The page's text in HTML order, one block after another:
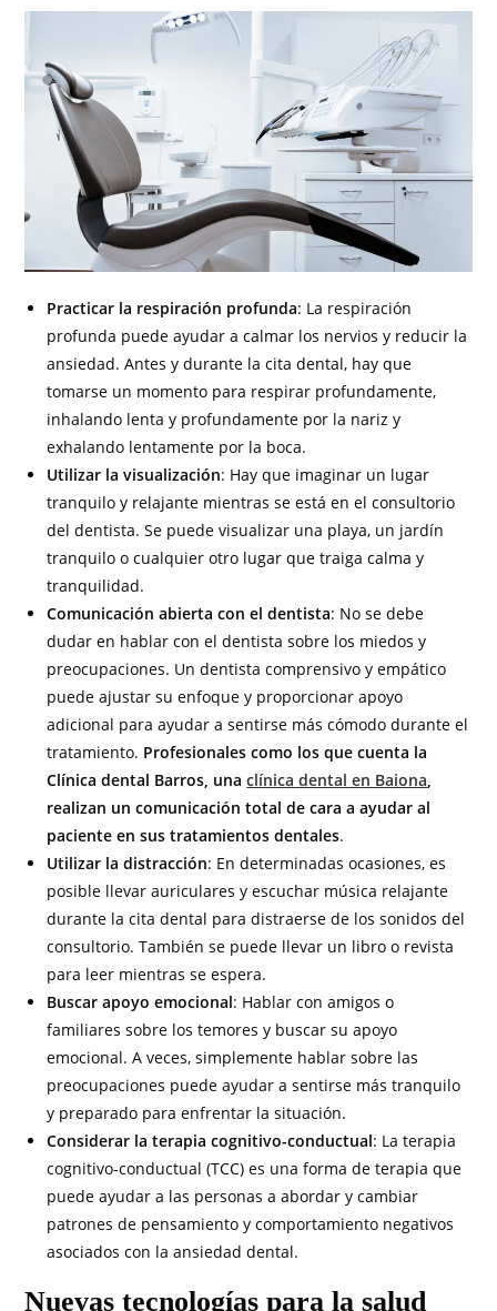
Practicar la respiración profunda: La respiración
profunda puede ayudar a calmar los nervios y reducir la
ansiedad. Antes y durante la cita dental, hay que
tomarse un momento para respirar profundamente,
inhalando lenta y profundamente por la nariz y
exhalando lentamente por la boca.
Utilizar la visualización: Hay que imaginar un lugar
tranquilo y relajante mientras se está en el consultorio
del dentista. Se puede visualizar una playa, un jardín
tranquilo o cualquier otro lugar que traiga calma y
tranquilidad.
Comunicación abierta con el dentista: No se debe
dudar en hablar con el dentista sobre los miedos y
preocupaciones. Un dentista comprensivo y empático
puede ajustar su enfoque y proporcionar apoyo
adicional para ayudar a sentirse más cómodo durante el
tratamiento. Profesionales como los que cuenta la
Clínica dental Barros, unaclínica dental en Baiona
realizan un comunicación total de cara a ayudar al
paciente en sus tratamientos dentales.
Utilizar la distracción: En determinadas ocasiones, es
posible llevar auriculares y escuchar música relajante
durante la cita dental para distraerse de los sonidos del
consultorio. También se puede llevar un libro o revista
para leer mientras se espera.
Buscar apoyo emocional: Hablar con amigos o
familiares sobre los temores y buscar su apoyo
emocional. A veces, simplemente hablar sobre las
preocupaciones puede ayudar a sentirse más tranquilo
y preparado para enfrentar la situación.
Considerar la terapia cognitivo-conductual: La terapia
cognitivo-conductual (TCC) es una forma de terapia que
puede ayudar a las personas a abordar y cambiar
patrones de pensamiento y comportamiento negativos
asociados con la ansiedad dental.
Nuevas tecnologías para la salud